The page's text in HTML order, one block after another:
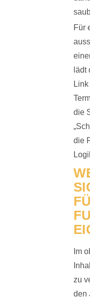
Für
lädt
die
die
Im
zu
den